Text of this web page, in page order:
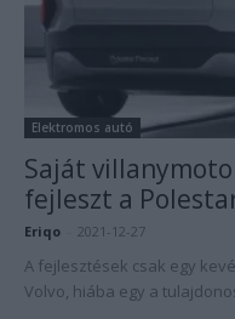
Elektromos autó
Saját
fejleszt a
Eriqo 2021-12-27
A fejlesztések csak egy
Volvo, hiába egy a